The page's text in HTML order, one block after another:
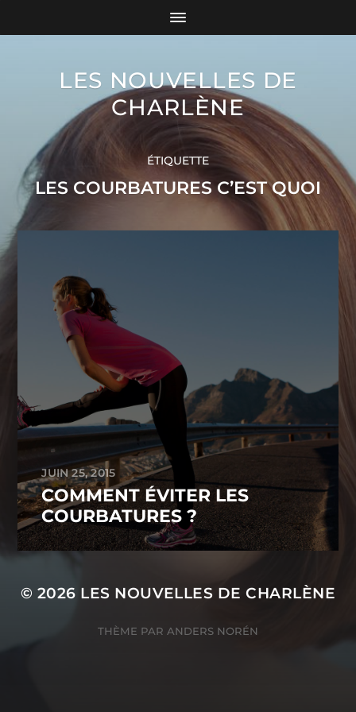
LES NOUVELLES DE
CHARLÈNE
ÉTIQUETTE
LES COURBATURES C’EST QUOI
JUIN 25, 2015
COMMENT ÉVITER LES
COURBATURES ?
© 2026 LES NOUVELLES DE CHARLÈNE
THÈME PAR ANDERS NORÉN